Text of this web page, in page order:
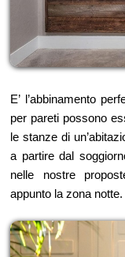
E’ l’abbinamento
per pareti possono
le stanze di
a partire dal
nelle nostre
appunto la zona notte.